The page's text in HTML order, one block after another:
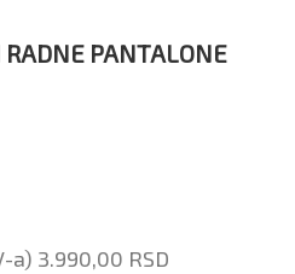
RADNE PANTALONE
a) 3.990,00 RSD